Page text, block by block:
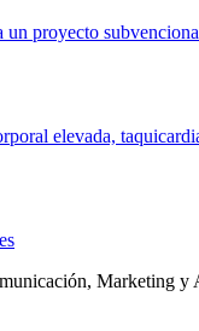
proyecto
elevada,
Marketing y